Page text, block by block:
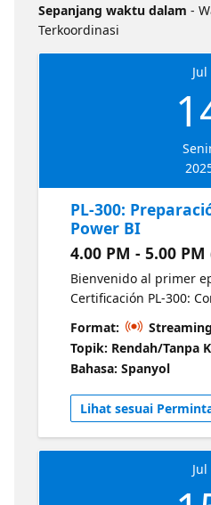
Sepanjang waktu dalam -
Terkoordinasi
Jul
PL-300:
Power BI
4.00 PM - 5.00 PM
Bienvenido al primer
Certificación PL-300:
de datos certificado en
episodio se centra en
datos con Power BI.
descripción general de
luego pasa
perfilado y limpieza de
la transformación y
Format:
Topik: Rendah/Tanpa
Bahasa: Spanyol
Lihat sesuai
Jul